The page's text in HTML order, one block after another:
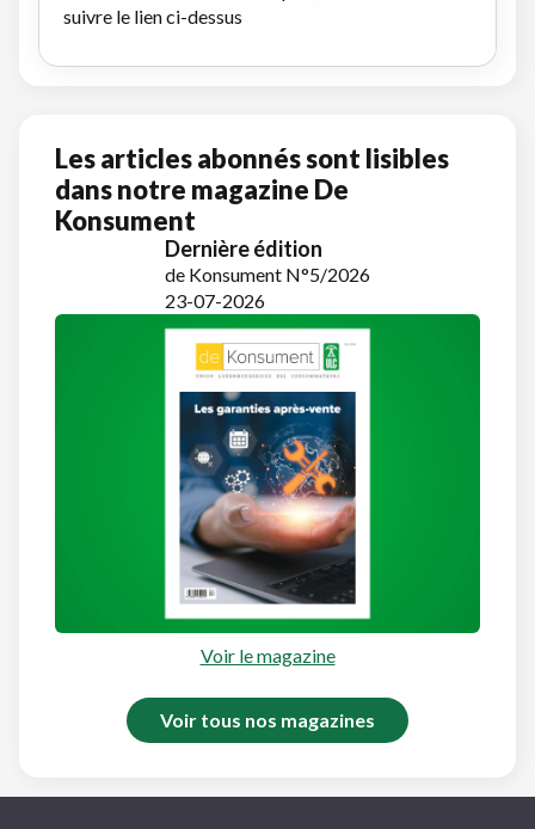
suivre le lien ci-dessus
Les articles abonnés sont lisibles
dans notre magazine De
Konsument
Dernière édition
de Konsument N°5/2026
23-07-2026
Voir le magazine
Voir tous nos magazines